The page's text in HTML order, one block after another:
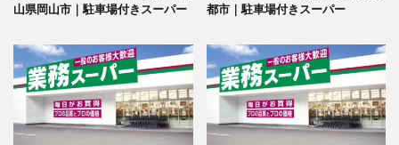
山県岡山市｜駐車場付きスーパー
都市｜駐車場付きスーパー